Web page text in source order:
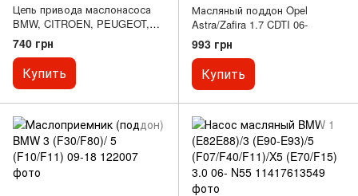
Цепь привода маслонасоса
BMW, CITROEN, PEUGEOT,
VOLVO, MB (количество
звеньев: 48)
740 грн
Купить
Масляный поддон Opel
Astra/Zafira 1.7 CDTI 06-
993 грн
Купить